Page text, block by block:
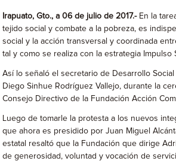
Irapuato, Gto., a 06 de julio de 2017.- En la
tejido social y combate a la pobreza, es
social y la acción transversal y coordinada
tal y como se realiza con la estrategia Impulso
Así lo señaló el secretario de Desarrollo Social
Diego Sinhue Rodríguez Vallejo, durante la
Consejo Directivo de la Fundación Acción
Luego de tomarle la protesta a los nuevos
que ahora es presidido por Juan Miguel
estatal resaltó que la Fundación que dirige
de generosidad, voluntad y vocación de